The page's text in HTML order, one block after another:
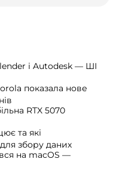
і Autodesk — ШІ
показала нове
RTX 5070
та які
збору даних
на macOS —